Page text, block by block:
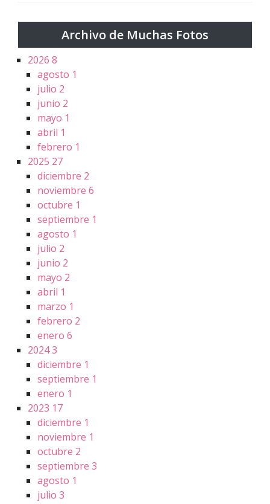
Archivo de Muchas Fotos
2026 8
agosto 1
julio 2
junio 2
mayo 1
abril 1
febrero 1
2025 27
diciembre 2
noviembre 6
octubre 1
septiembre 1
agosto 1
julio 2
junio 2
mayo 2
abril 1
marzo 1
febrero 2
enero 6
20243
diciembre 1
septiembre 1
enero 1
2023 17
diciembre 1
noviembre 1
octubre 2
septiembre 3
agosto 1
julio 3